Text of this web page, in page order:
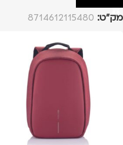
מק”ט: 8714612115480